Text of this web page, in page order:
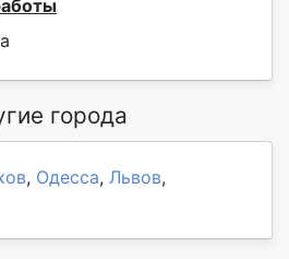
города
, Одесса, Львов,